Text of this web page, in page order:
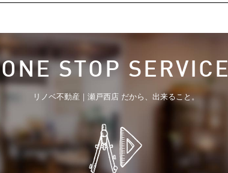
ONE STOP SERVICE
リノベ不動産｜瀬戸西店 だから、出来ること。